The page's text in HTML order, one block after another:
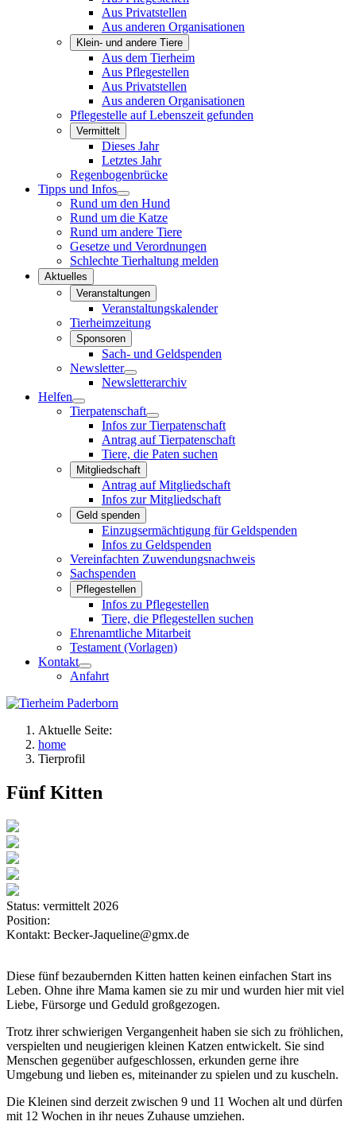
Aus Privatstellen
Aus anderen Organisationen
Klein- und andere Tiere
Aus dem Tierheim
Aus Pflegestellen
Aus Privatstellen
Aus anderen Organisationen
Pflegestelle auf Lebenszeit gefunden
Vermittelt
Dieses Jahr
Letztes Jahr
Regenbogenbrücke
Tipps und Infos
Rund um den Hund
Rund um die Katze
Rund um andere Tiere
Gesetze und Verordnungen
Schlechte Tierhaltung melden
Aktuelles
Veranstaltungen
Veranstaltungskalender
Tierheimzeitung
Sponsoren
Sach- und Geldspenden
Newsletter
Newsletterarchiv
Helfen
Tierpatenschaft
Infos zur Tierpatenschaft
Antrag auf Tierpatenschaft
Tiere, die Paten suchen
Mitgliedschaft
Antrag auf Mitgliedschaft
Infos zur Mitgliedschaft
Geld spenden
Einzugsermächtigung für Geldspenden
Infos zu Geldspenden
Vereinfachten Zuwendungsnachweis
Sachspenden
Pflegestellen
Infos zu Pflegestellen
Tiere, die Pflegestellen suchen
Ehrenamtliche Mitarbeit
Testament (Vorlagen)
Kontakt
Anfahrt
Aktuelle Seite:
home
Tierprofil
Fünf Kitten
Status: vermittelt 2026
Position:
Kontakt: Becker-Jaqueline@gmx.de
Diese fünf bezaubernden Kitten hatten keinen einfachen Start ins
Leben. Ohne ihre Mama kamen sie zu mir und wurden hier mit viel
Liebe, Fürsorge und Geduld großgezogen.
Trotz ihrer schwierigen Vergangenheit haben sie sich zu fröhlichen,
verspielten und neugierigen kleinen Katzen entwickelt. Sie sind
Menschen gegenüber aufgeschlossen, erkunden gerne ihre
Umgebung und lieben es, miteinander zu spielen und zu kuscheln.
Die Kleinen sind derzeit zwischen 9 und 11 Wochen alt und dürfen
mit 12 Wochen in ihr neues Zuhause umziehen.